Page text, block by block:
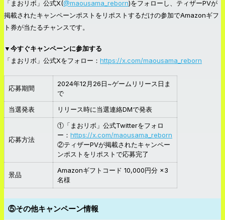
「まおリボ」公式X(@maousama_reborn)をフォローし、ティザーPVが
掲載されたキャンペーンポストをリポストするだけの参加でAmazonギフ
ト券が当たるチャンスです。
▼今すぐキャンペーンに参加する
「まおリボ」公式Xをフォロー： https://x.com/maousama_reborn
応募期間
2024年12月26日~ゲームリリース日ま
で
当選発表
リリース時に当選連絡DMで発表
応募方法
①「まおリボ」公式Twitterをフォロ
ー： https://x.com/maousama_reborn
②ティザーPVが掲載されたキャンペー
ンポストをリポストで応募完了
景品
Amazonギフトコード 10,000円分 ×3
名様
⑤その他キャンペーン情報